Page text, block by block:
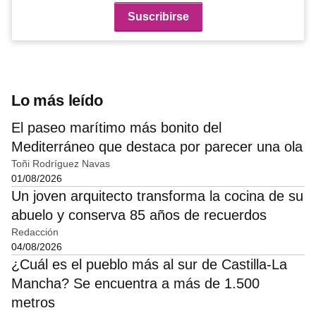
Lo más leído
El paseo marítimo más bonito del
Mediterráneo que destaca por parecer una ola
Toñi Rodríguez Navas
01/08/2026
Un joven arquitecto transforma la cocina de su
abuelo y conserva 85 años de recuerdos
Redacción
04/08/2026
¿Cuál es el pueblo más al sur de Castilla-La
Mancha? Se encuentra a más de 1.500
metros